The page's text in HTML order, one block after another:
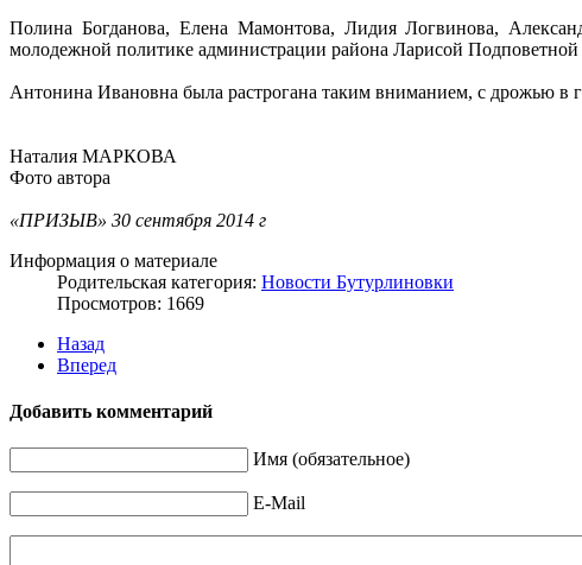
Полина Богданова, Елена Мамонтова, Лидия Логвинова,
молодежной политике администрации района Ларисой Подповетной
Антонина Ивановна была растрогана таким вниманием, с дрожью в
Наталия МАРКОВА
Фото автора
«ПРИЗЫВ» 30 сентября 2014 г
Информация о материале
Родительская категория: Новости Бутурлиновки
Просмотров: 1669
Назад
Вперед
Добавить комментарий
Имя (обязательное)
E-Mail